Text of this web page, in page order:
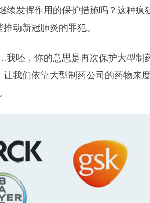
续发挥作用的保护措施吗？这种疯
动新冠肺炎的罪犯。
我呸，你的意思是再次保护大型制
我们依靠大型制药公司的药物来